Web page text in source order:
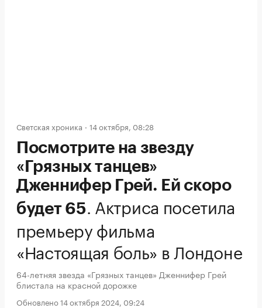
Светская хроника 14 октября, 08:28
Посмотрите на звезду
«Грязных танцев»
Дженнифер Грей. Ей скоро
будет 65. Актриса посетила
премьеру фильма
«Настоящая боль» в Лондоне
64-летняя звезда «Грязных танцев» Дженнифер Грей
блистала на красной дорожке
Обновлено 14 октября 2024, 09:24